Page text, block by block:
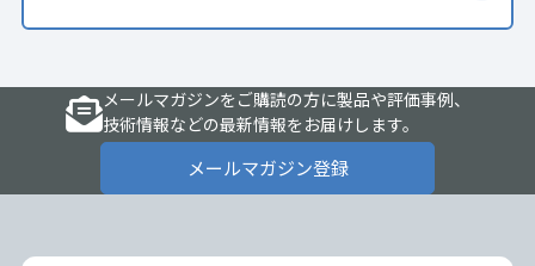
メールマガジンをご購読の方に製品や評価事例、
技術情報などの最新情報をお届けします。
メールマガジン登録